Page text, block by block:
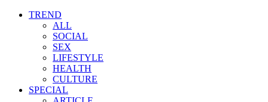
TREND
ALL
SOCIAL
SEX
LIFESTYLE
HEALTH
CULTURE
SPECIAL